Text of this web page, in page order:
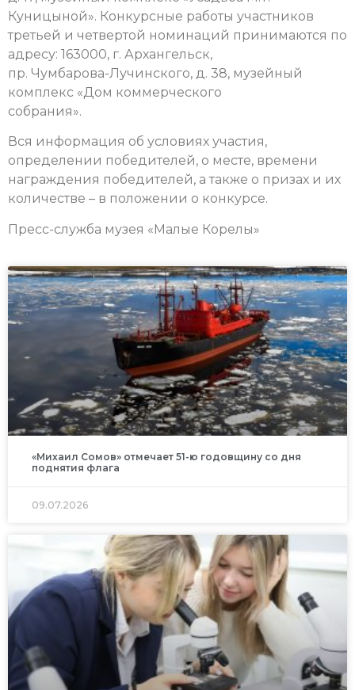
Куницыной». Конкурсные работы участников
третьей и четвертой номинаций принимаются по
адресу: 163000, г. Архангельск,
пр. Чумбарова-Лучинского, д. 38, музейный
комплекс «Дом коммерческого
собрания».
Вся информация об условиях участия,
определении победителей, о месте, времени
награждения победителей, а также о призах и их
количестве – в положении о конкурсе.
Пресс-служба музея «Малые Корелы»
«Михаил Сомов» отмечает 51-ю годовщину со дня
поднятия флага
09.07.2026